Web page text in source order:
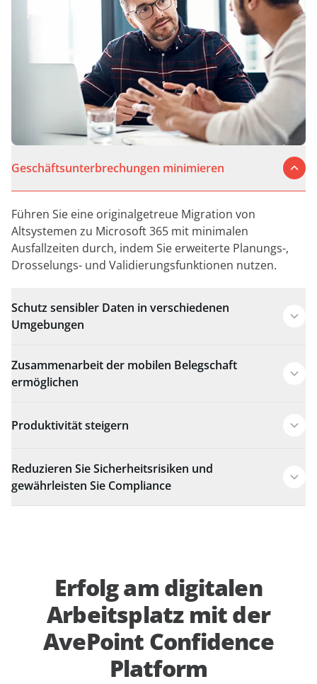
Geschäftsunterbrechungen minimieren
Führen Sie eine originalgetreue Migration von
Altsystemen zu Microsoft 365 mit minimalen
Ausfallzeiten durch, indem Sie erweiterte Planungs-,
Drosselungs- und Validierungsfunktionen nutzen.
Schutz sensibler Daten in verschiedenen
Umgebungen
Zusammenarbeit der mobilen Belegschaft
ermöglichen
Produktivität steigern
Reduzieren Sie Sicherheitsrisiken und
gewährleisten Sie Compliance
Erfolg am digitalen
Arbeitsplatz mit der
AvePoint Confidence
Platform